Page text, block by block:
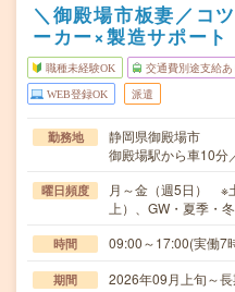
＼御殿場市板妻／コ
ーカー×製造サポート
職種未経験OK 交通費別途支給あ
WEB登録OK 派遣
勤務地
静岡県御殿場市
御殿場駅から車10分
曜日頻度
月～金（週5日） ※
上）、GW・夏季・
時間 09:00～17:00(実働
期間 2026年09月上旬～